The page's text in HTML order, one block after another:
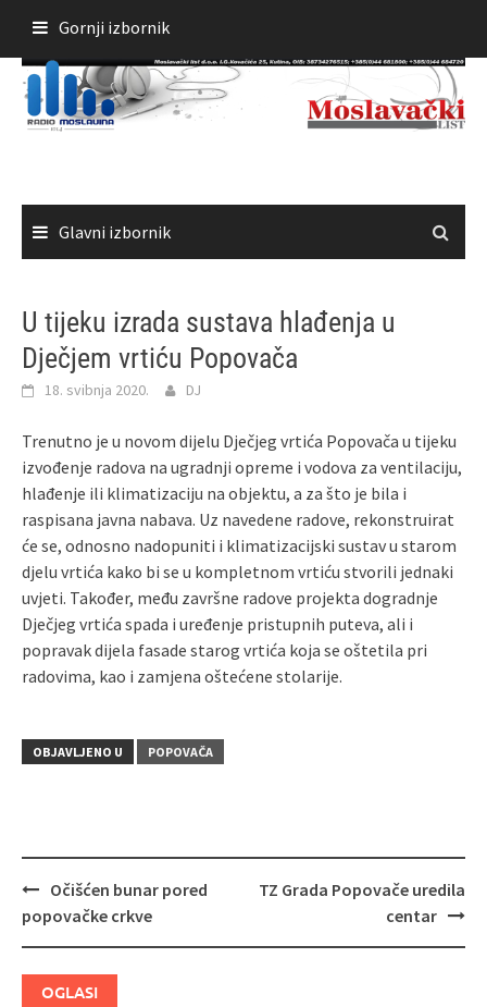
sadržaja
Gornji izbornik
Glavni izbornik
U tijeku izrada sustava hlađenja u
Dječjem vrtiću Popovača
18. svibnja 2020. DJ
Trenutno je u novom dijelu Dječjeg vrtića Popovača u tijeku
izvođenje radova na ugradnji opreme i vodova za ventilaciju,
hlađenje ili klimatizaciju na objektu, a za što je bila i
raspisana javna nabava. Uz navedene radove, rekonstruirat
će se, odnosno nadopuniti i klimatizacijski sustav u starom
djelu vrtića kako bi se u kompletnom vrtiću stvorili jednaki
uvjeti. Također, među završne radove projekta dogradnje
Dječjeg vrtića spada i uređenje pristupnih puteva, ali i
popravak dijela fasade starog vrtića koja se oštetila pri
radovima, kao i zamjena oštećene stolarije.
OBJAVLJENO U POPOVAČA
Navigacija
objava
Očišćen bunar pored
popovačke crkve
TZ Grada Popovače uredila
centar
OGLASI